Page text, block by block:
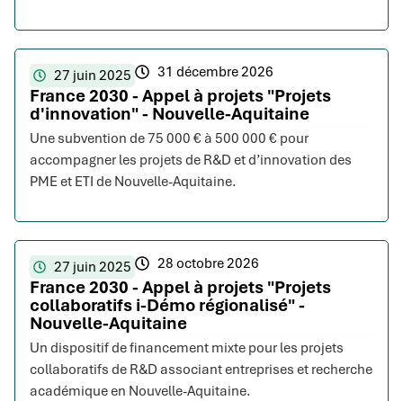
27 juin 2025 31 décembre 2026
France 2030 - Appel à projets "Projets
d'innovation" - Nouvelle-Aquitaine
Une subvention de 75 000 € à 500 000 € pour
accompagner les projets de R&D et d’innovation des
PME et ETI de Nouvelle-Aquitaine.
27 juin 2025 28 octobre 2026
France 2030 - Appel à projets "Projets
collaboratifs i-Démo régionalisé" -
Nouvelle-Aquitaine
Un dispositif de financement mixte pour les projets
collaboratifs de R&D associant entreprises et recherche
académique en Nouvelle-Aquitaine.